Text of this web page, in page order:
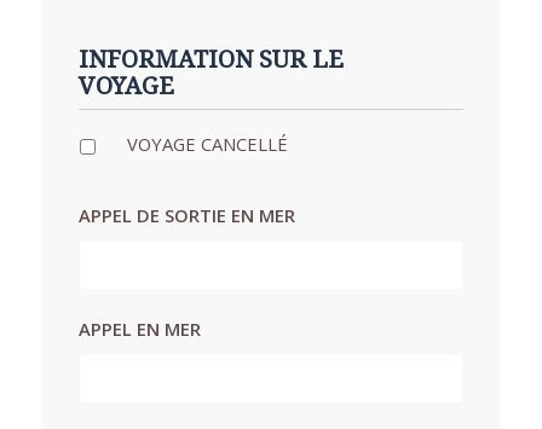
INFORMATION SUR LE
VOYAGE
VOYAGE CANCELLÉ
APPEL DE SORTIE EN MER
APPEL EN MER